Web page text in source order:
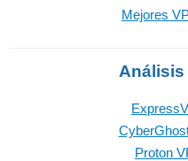
Mejores
Proton